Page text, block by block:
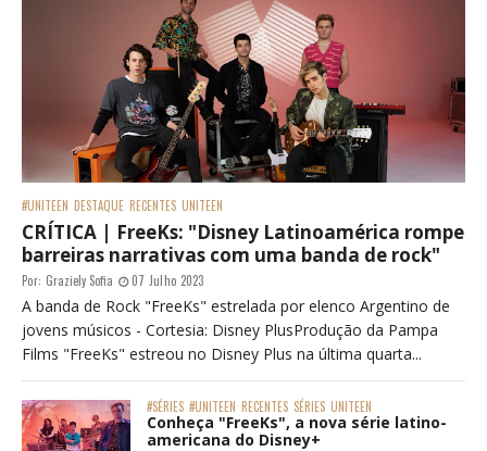
#UNITEEN DESTAQUE RECENTES UNITEEN
CRÍTICA | FreeKs: "Disney Latinoamérica rompe
barreiras narrativas com uma banda de rock"
Por: Graziely Sofia 07 Julho 2023
A banda de Rock "FreeKs" estrelada por elenco Argentino de
jovens músicos - Cortesia: Disney PlusProdução da Pampa
Films "FreeKs" estreou no Disney Plus na última quarta...
#SÉRIES #UNITEEN RECENTES SÉRIES UNITEEN
Conheça "FreeKs", a nova série latino-
americana do Disney+